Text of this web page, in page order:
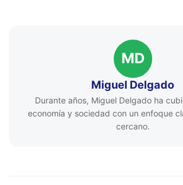
MD
Miguel Delgado
Durante años, Miguel Delgado ha
economía y sociedad con un enfoque
cercano.